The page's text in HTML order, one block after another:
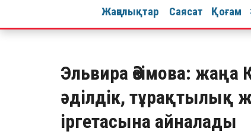
Жаңалықтар Саясат Қоғам
Эльвира Әзімова:
әділдік, тұрақтылық
іргетасына айналады